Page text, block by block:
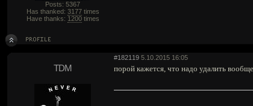
Posts: 5367
Has thanked: 3177times
Have thanks: 1200times
#182119 5.10.2015 16:05
TDM порой кажется, что надо удалить